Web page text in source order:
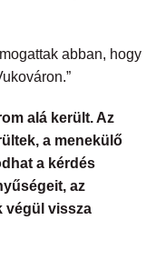
abban, hogy
alá került. Az
a menekülő
a kérdés
az
végül vissza